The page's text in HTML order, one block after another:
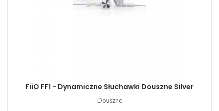
FiiO FF1 - Dynamiczne Słuchawki Douszne Silver
Douszne